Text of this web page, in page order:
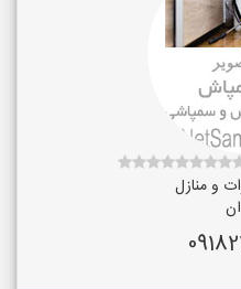
و منازل